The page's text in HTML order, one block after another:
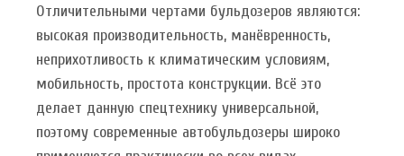
Отличительными чертами бульдозеров являются:
высокая производительность, манёвренность,
неприхотливость к климатическим условиям,
мобильность, простота конструкции. Всё это
делает данную спецтехнику универсальной,
поэтому современные автобульдозеры широко